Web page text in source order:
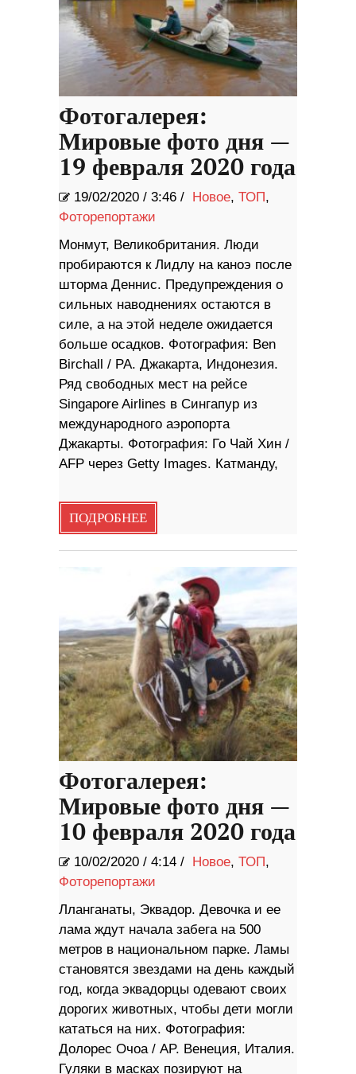
Фотогалерея:
Мировые фото дня —
19 февраля 2020 года
19/02/2020 / 3:46 / Новое, ТОП,
Фоторепортажи
Монмут, Великобритания. Люди
пробираются к Лидлу на каноэ после
шторма Деннис. Предупреждения о
сильных наводнениях остаются в
силе, а на этой неделе ожидается
больше осадков. Фотография: Ben
Birchall / PA. Джакарта, Индонезия.
Ряд свободных мест на рейсе
Singapore Airlines в Сингапур из
международного аэропорта
Джакарты. Фотография: Го Чай Хин /
AFP через Getty Images. Катманду,
ПОДРОБНЕЕ
Фотогалерея:
Мировые фото дня —
10 февраля 2020 года
10/02/2020 / 4:14 / Новое, ТОП,
Фоторепортажи
Лланганаты, Эквадор. Девочка и ее
лама ждут начала забега на 500
метров в национальном парке. Ламы
становятся звездами на день каждый
год, когда эквадорцы одевают своих
дорогих животных, чтобы дети могли
кататься на них. Фотография:
Долорес Очоа / AP. Венеция, Италия.
Гуляки в масках позируют на